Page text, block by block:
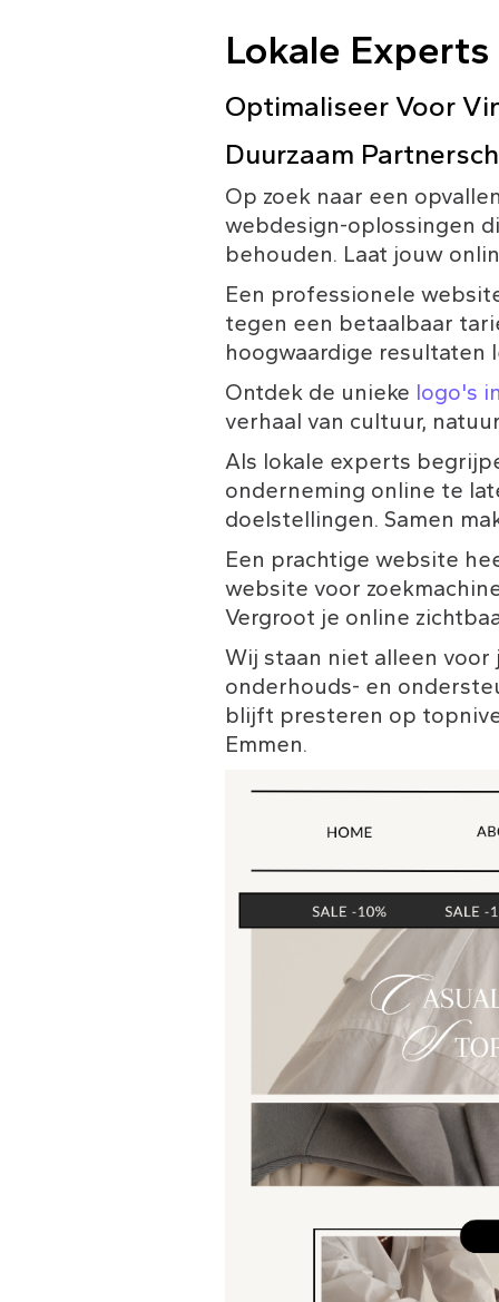
Lokale
Optimaliseer Voor
Duurzaam
Op zoek naar een
webdesign-oplossingen
behouden. Laat jouw
Een professionele
tegen een betaalbaar
hoogwaardige resultaten
Ontdek de unieke logo's
verhaal van cultuur,
Als lokale experts
onderneming online te
doelstellingen. Samen
Een prachtige website
website voor
Vergroot je online
Wij staan niet alleen
onderhouds- en
blijft presteren op
Emmen.